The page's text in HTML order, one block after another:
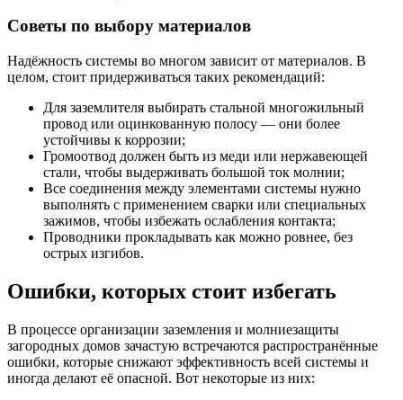
Советы по выбору материалов
Надёжность системы во многом зависит от материалов. В
целом, стоит придерживаться таких рекомендаций:
Для заземлителя выбирать стальной многожильный
провод или оцинкованную полосу — они более
устойчивы к коррозии;
Громоотвод должен быть из меди или нержавеющей
стали, чтобы выдерживать большой ток молнии;
Все соединения между элементами системы нужно
выполнять с применением сварки или специальных
зажимов, чтобы избежать ослабления контакта;
Проводники прокладывать как можно ровнее, без
острых изгибов.
Ошибки, которых стоит избегать
В процессе организации заземления и молниезащиты
загородных домов зачастую встречаются распространённые
ошибки, которые снижают эффективность всей системы и
иногда делают её опасной. Вот некоторые из них: